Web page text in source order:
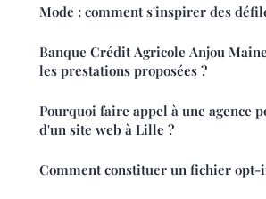
Mode : comment s'inspirer des
Banque Crédit Agricole Anjou
les prestations proposées ?
Pourquoi faire appel à une agence
d'un site web à Lille ?
Comment constituer un fichier opt-